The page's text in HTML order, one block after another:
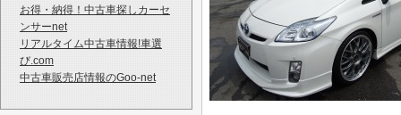
お得・納得！中古車探しカーセ
ンサーnet
リアルタイム中古車情報!車選
び.com
中古車販売店情報のGoo-net